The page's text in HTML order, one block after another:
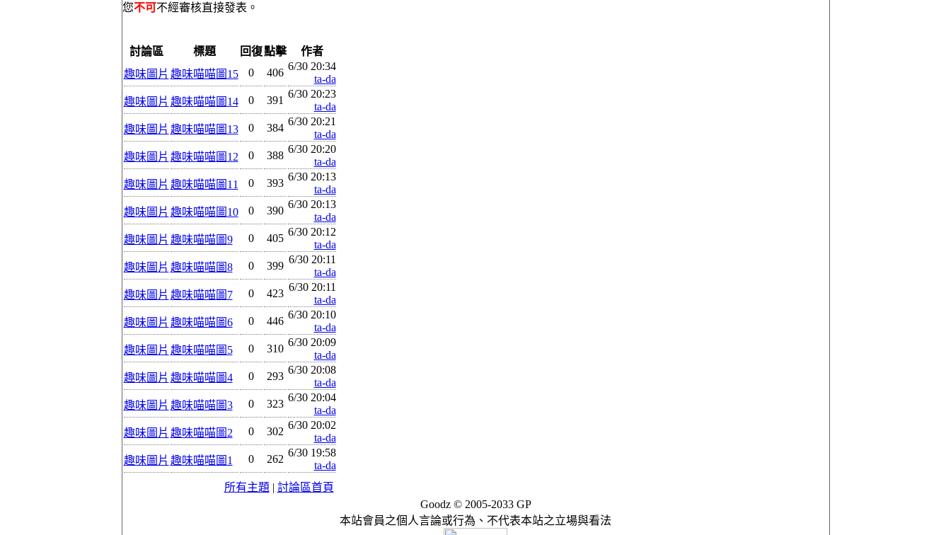
您不可不經審核直接發表。
討論區 標題 回復點擊
作者
趣味圖片 趣味喵喵圖15 0 406
6/30 20:34
ta-da
趣味圖片 趣味喵喵圖14 0 391
6/30 20:23
ta-da
趣味圖片 趣味喵喵圖13 0 384
6/30 20:21
ta-da
趣味圖片 趣味喵喵圖12 0 388
6/30 20:20
ta-da
趣味圖片 趣味喵喵圖11 0 393
6/30 20:13
ta-da
趣味圖片 趣味喵喵圖10 0 390
6/30 20:13
ta-da
趣味圖片 趣味喵喵圖9 0 405
6/30 20:12
ta-da
趣味圖片 趣味喵喵圖8 0 399
6/30 20:11
ta-da
趣味圖片 趣味喵喵圖7 0 423
6/30 20:11
ta-da
趣味圖片 趣味喵喵圖6 0 446
6/30 20:10
ta-da
趣味圖片 趣味喵喵圖5 0 310
6/30 20:09
ta-da
趣味圖片 趣味喵喵圖4 0 293
6/30 20:08
ta-da
趣味圖片 趣味喵喵圖3 0 323
6/30 20:04
ta-da
趣味圖片 趣味喵喵圖2 0 302
6/30 20:02
ta-da
趣味圖片 趣味喵喵圖1 0 262
6/30 19:58
ta-da
所有主題 | 討論區首頁
Goodz © 2005-2033 GP
本站會員之個人言論或行為、不代表本站之立場與看法